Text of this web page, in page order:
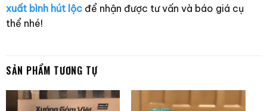
xuất bình hút lộcđể nhận được tư vấn và báo giá cụ
thể nhé!
SẢN PHẨM TƯƠNG TỰ